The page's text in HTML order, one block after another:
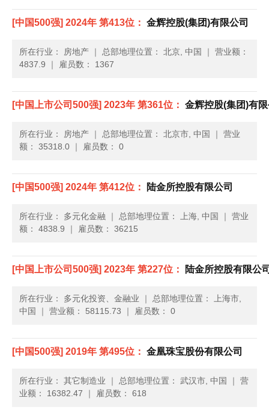
[中国500强] 2024年 第413位： 金辉控股(集团)有限公司
所在行业： 房地产 ｜ 总部地理位置： 北京, 中国 ｜ 营业额：
4837.9 ｜ 雇员数： 1367
[中国上市公司500强] 2023年 第361位： 金辉控股(集团)有
所在行业： 房地产 ｜ 总部地理位置： 北京市, 中国 ｜ 营业
额： 35318.0 ｜ 雇员数： 0
[中国500强] 2024年 第412位： 陆金所控股有限公司
所在行业： 多元化金融 ｜ 总部地理位置： 上海, 中国 ｜ 营业
额： 4838.9 ｜ 雇员数： 36215
[中国上市公司500强] 2023年 第227位： 陆金所控股有限公
所在行业： 多元化投资、金融业 ｜ 总部地理位置： 上海市,
中国
｜ 营业额： 58115.73 ｜ 雇员数： 0
[中国500强] 2019年 第495位： 金凰珠宝股份有限公司
所在行业： 其它制造业 ｜ 总部地理位置： 武汉市, 中国 ｜ 营
业额： 16382.47 ｜ 雇员数： 618